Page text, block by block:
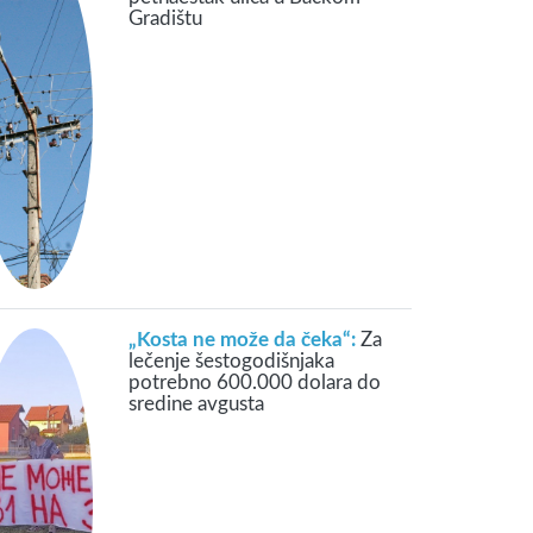
Gradištu
„Kosta ne može da čeka“: Za
lečenje šestogodišnjaka
potrebno 600.000 dolara do
sredine avgusta